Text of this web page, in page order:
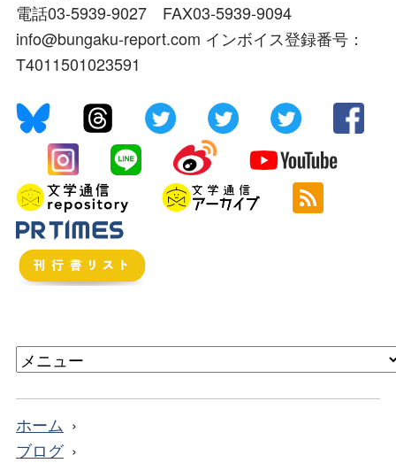
電話03-5939-9027 FAX03-5939-9094
info@bungaku-report.com インボイス登録番号：
T4011501023591
ホーム
ブログ